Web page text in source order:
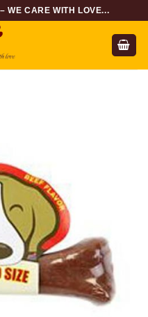
WE CARE WITH LOVE...